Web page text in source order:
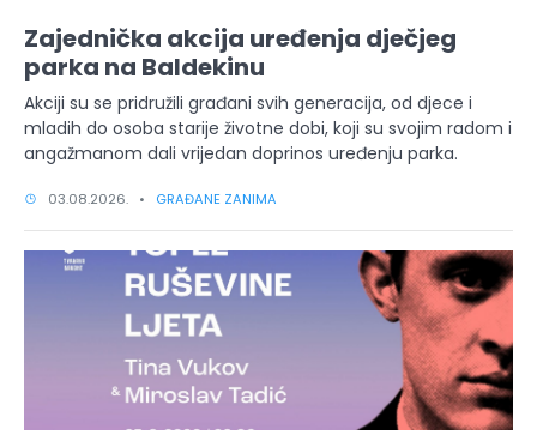
Zajednička akcija uređenja dječjeg
parka na Baldekinu
Akciji su se pridružili građani svih generacija, od djece i
mladih do osoba starije životne dobi, koji su svojim radom i
angažmanom dali vrijedan doprinos uređenju parka.
03.08.2026. • GRAĐANE ZANIMA